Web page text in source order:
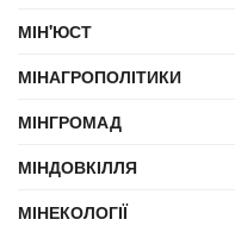
МІН'ЮСТ
МІНАГРОПОЛІТИКИ
МІНГРОМАД
МІНДОВКІЛЛЯ
МІНЕКОЛОГІЇ